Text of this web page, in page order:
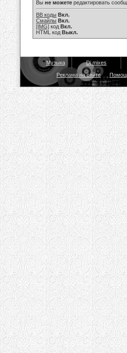
Вы не можете редактировать
BB коды Вкл.
Смайлы Вкл.
[IMG] код Вкл.
HTML код Выкл.
Музыка Dj mixes
Реклама на сайте